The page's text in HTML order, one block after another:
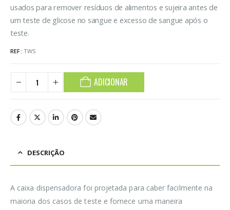
usados para remover resíduos de alimentos e sujeira antes de
um teste de glicose no sangue e excesso de sangue após o
teste.
REF: TWS
ADICIONAR
DESCRIÇÃO
A caixa dispensadora foi projetada para caber facilmente na
maioria dos casos de teste e fornece uma maneira